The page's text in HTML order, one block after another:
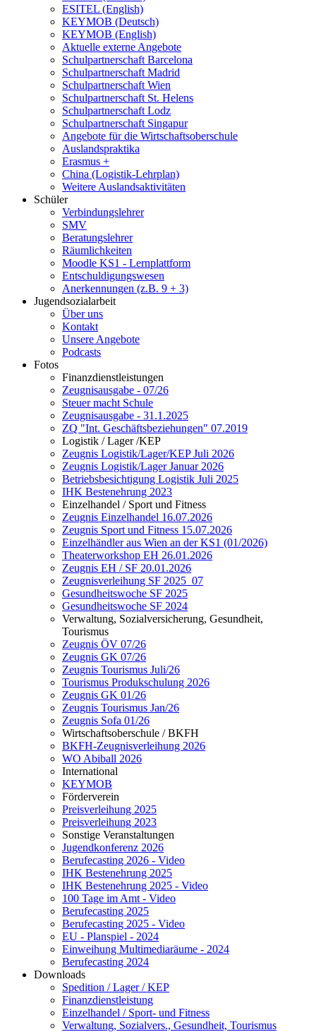
ESITEL (English)
KEYMOB (Deutsch)
KEYMOB (English)
Aktuelle externe Angebote
Schulpartnerschaft Barcelona
Schulpartnerschaft Madrid
Schulpartnerschaft Wien
Schulpartnerschaft St. Helens
Schulpartnerschaft Lodz
Schulpartnerschaft Singapur
Angebote für die Wirtschaftsoberschule
Auslandspraktika
Erasmus +
China (Logistik-Lehrplan)
Weitere Auslandsaktivitäten
Schüler
Verbindungslehrer
SMV
Beratungslehrer
Räumlichkeiten
Moodle KS1 - Lernplattform
Entschuldigungswesen
Anerkennungen (z.B. 9 + 3)
Jugendsozialarbeit
Über uns
Kontakt
Unsere Angebote
Podcasts
Fotos
Finanzdienstleistungen
Zeugnisausgabe - 07/26
Steuer macht Schule
Zeugnisausgabe - 31.1.2025
ZQ "Int. Geschäftsbeziehungen" 07.2019
Logistik / Lager /KEP
Zeugnis Logistik/Lager/KEP Juli 2026
Zeugnis Logistik/Lager Januar 2026
Betriebsbesichtigung Logistik Juli 2025
IHK Bestenehrung 2023
Einzelhandel / Sport und Fitness
Zeugnis Einzelhandel 16.07.2026
Zeugnis Sport und Fitness 15.07.2026
Einzelhändler aus Wien an der KS1 (01/2026)
Theaterworkshop EH 26.01.2026
Zeugnis EH / SF 20.01.2026
Zeugnisverleihung SF 2025_07
Gesundheitswoche SF 2025
Gesundheitswoche SF 2024
Verwaltung, Sozialversicherung, Gesundheit,
Tourismus
Zeugnis ÖV 07/26
Zeugnis GK 07/26
Zeugnis Tourismus Juli/26
Tourismus Produkschulung 2026
Zeugnis GK 01/26
Zeugnis Tourismus Jan/26
Zeugnis Sofa 01/26
Wirtschaftsoberschule / BKFH
BKFH-Zeugnisverleihung 2026
WO Abiball 2026
International
KEYMOB
Förderverein
Preisverleihung 2025
Preisverleihung 2023
Sonstige Veranstaltungen
Jugendkonferenz 2026
Berufecasting 2026 - Video
IHK Bestenehrung 2025
IHK Bestenehrung 2025 - Video
100 Tage im Amt - Video
Berufecasting 2025
Berufecasting 2025 - Video
EU - Planspiel - 2024
Einweihung Multimediaräume - 2024
Berufecasting 2024
Downloads
Spedition / Lager / KEP
Finanzdienstleistung
Einzelhandel / Sport- und Fitness
Verwaltung, Sozialvers., Gesundheit, Tourismus